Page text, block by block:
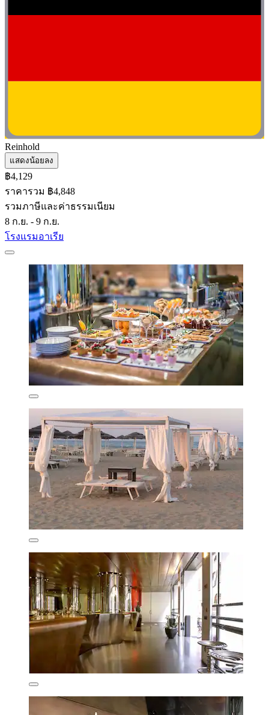
Reinhold
แสดงน้อยลง
฿4,129
ราคารวม ฿4,848
รวมภาษีและค่าธรรมเนียม
8 ก.ย. - 9 ก.ย.
โรงแรมอาเรีย